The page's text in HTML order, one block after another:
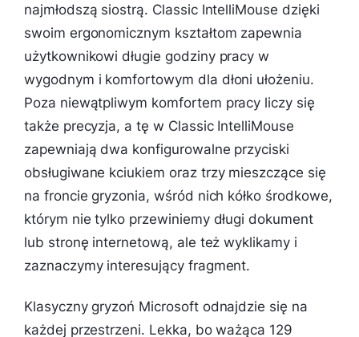
najmłodszą siostrą. Classic IntelliMouse dzięki
swoim ergonomicznym kształtom zapewnia
użytkownikowi długie godziny pracy w
wygodnym i komfortowym dla dłoni ułożeniu.
Poza niewątpliwym komfortem pracy liczy się
także precyzja, a tę w Classic IntelliMouse
zapewniają dwa konfigurowalne przyciski
obsługiwane kciukiem oraz trzy mieszczące się
na froncie gryzonia, wśród nich kółko środkowe,
którym nie tylko przewiniemy długi dokument
lub stronę internetową, ale też wyklikamy i
zaznaczymy interesujący fragment.
Klasyczny gryzoń Microsoft odnajdzie się na
każdej przestrzeni. Lekka, bo ważąca 129